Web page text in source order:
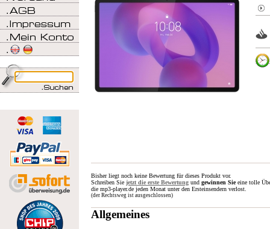
Bisher liegt noch keine Bewertung für dieses Produkt vor.
Schreiben Sie jetzt die erste Bewertung und gewinnen Sieeine tolle
die mp3-player.de jeden Monat unter den Ersteinsendern verlost.
(der Rechtsweg ist ausgeschlossen)
Allgemeines